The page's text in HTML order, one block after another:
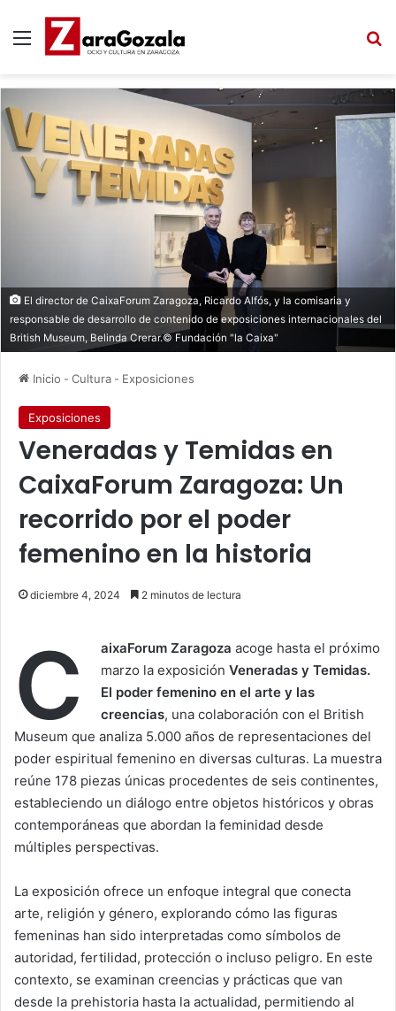
Menú
El director de CaixaForum Zaragoza, Ricardo Alfós, y la comisaria y
responsable de desarrollo de contenido de exposiciones internacionales del
British Museum, Belinda Crerar.© Fundación "la Caixa"
Inicio - Cultura - Exposiciones
Exposiciones
Veneradas y Temidas en
CaixaForum Zaragoza: Un
recorrido por el poder
femenino en la historia
diciembre 4, 2024 2 minutos de lectura
C aixaForum Zaragoza acoge hasta el próximo
marzo la exposición Veneradas y Temidas.
El poder femenino en el arte y las
creencias, una colaboración con el British
Museum que analiza 5.000 años de representaciones del
poder espiritual femenino en diversas culturas. La muestra
reúne 178 piezas únicas procedentes de seis continentes,
estableciendo un diálogo entre objetos históricos y obras
contemporáneas que abordan la feminidad desde
múltiples perspectivas.
La exposición ofrece un enfoque integral que conecta
arte, religión y género, explorando cómo las figuras
femeninas han sido interpretadas como símbolos de
autoridad, fertilidad, protección o incluso peligro. En este
contexto, se examinan creencias y prácticas que van
desde la prehistoria hasta la actualidad, permitiendo al